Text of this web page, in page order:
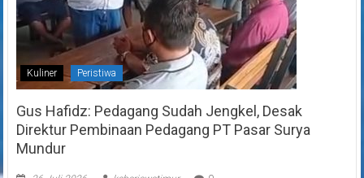
Kuliner Peristiwa
Gus Hafidz: Pedagang Sudah Jengkel, Desak
Direktur Pembinaan Pedagang PT Pasar Surya
Mundur